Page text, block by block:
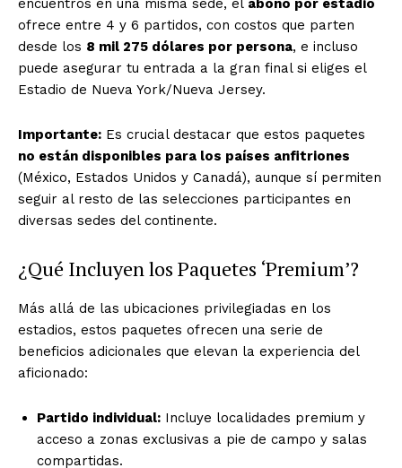
El Suplemento
encuentros en una misma sede, el abono por estadio
ofrece entre 4 y 6 partidos, con costos que parten
desde los 8 mil 275 dólares por persona, e incluso
puede asegurar tu entrada a la gran final si eliges el
Estadio de Nueva York/Nueva Jersey.
Importante: Es crucial destacar que estos paquetes
no están disponibles para los países anfitriones
(México, Estados Unidos y Canadá), aunque sí permiten
seguir al resto de las selecciones participantes en
diversas sedes del continente.
¿Qué Incluyen los Paquetes ‘Premium’?
Más allá de las ubicaciones privilegiadas en los
estadios, estos paquetes ofrecen una serie de
beneficios adicionales que elevan la experiencia del
aficionado:
Partido individual: Incluye localidades premium y
acceso a zonas exclusivas a pie de campo y salas
compartidas.